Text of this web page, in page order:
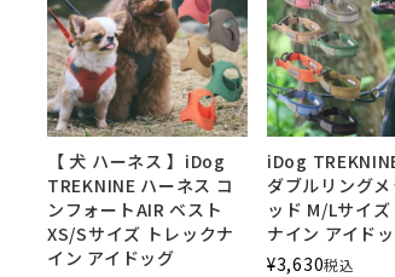
【 犬 ハーネス 】iDog
TREKNINE ハーネス コ
ンフォートAIR ベスト
XS/Sサイズ トレックナ
イン アイドッグ
iDog
ダブルリング
ッド M/Lサイ
ナイン アイド
¥3,630税込